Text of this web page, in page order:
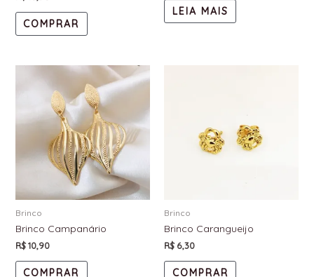
COMPRAR
LEIA MAIS
Brinco
Brinco Campanário
R$10,90
COMPRAR
Brinco
Brinco Carangueijo
R$ 6,30
COMPRAR